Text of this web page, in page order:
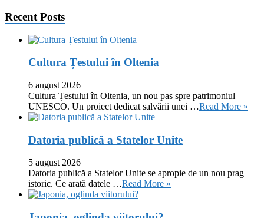
Recent Posts
Cultura Țestului în Oltenia
6 august 2026
Cultura Țestului în Oltenia, un nou pas spre patrimoniul
UNESCO. Un proiect dedicat salvării unei …Read More »
Datoria publică a Statelor Unite
5 august 2026
Datoria publică a Statelor Unite se apropie de un nou prag
istoric. Ce arată datele …Read More »